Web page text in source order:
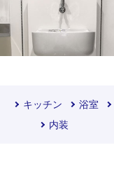
キッチン 浴室
内装